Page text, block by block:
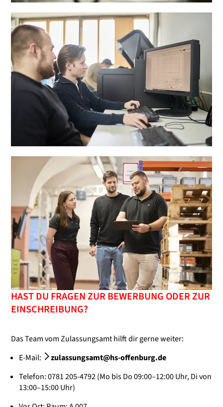
HAST DU FRAGEN ZUR BEWERBUNG ODER ZUR
EINSCHREIBUNG?
Das Team vom Zulassungsamt hilft dir gerne weiter:
E-Mail:
zulassungsamt@hs-offenburg.de
Telefon: 0781 205-4792 (Mo bis Do 09:00–12:00 Uhr, Di von
13:00–15:00 Uhr)